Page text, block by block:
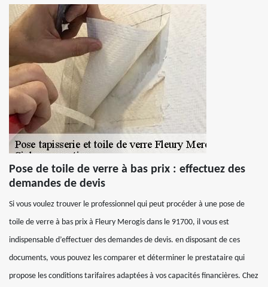
Pose de toile de verre à bas prix : effectuez des
demandes de devis
Si vous voulez trouver le professionnel qui peut procéder à une pose de
toile de verre à bas prix à Fleury Merogis dans le 91700, il vous est
indispensable d’effectuer des demandes de devis. en disposant de ces
documents, vous pouvez les comparer et déterminer le prestataire qui
propose les conditions tarifaires adaptées à vos capacités financières. Chez